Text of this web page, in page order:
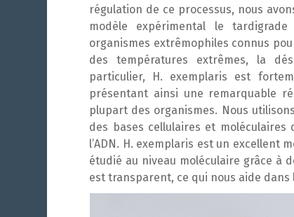
régulation de ce processus, nous
modèle expérimental le tardigrade
organismes extrêmophiles connus
des températures extrêmes, la
particulier, H. exemplaris est
présentant ainsi une remarquable
plupart des organismes. Nous utilisons
des bases cellulaires et
l’ADN. H. exemplaris est un excellent
étudié au niveau moléculaire grâce à
est transparent, ce qui nous aide